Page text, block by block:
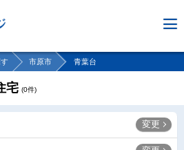
市原市 青葉台
宅 (0件)
変更